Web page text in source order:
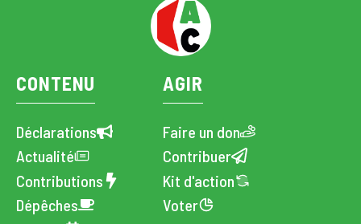
CONTENU
Déclarations
Actualité
Contributions
Dépêches
AGIR
Faire un don
Contribuer
Kit d'action
Voter